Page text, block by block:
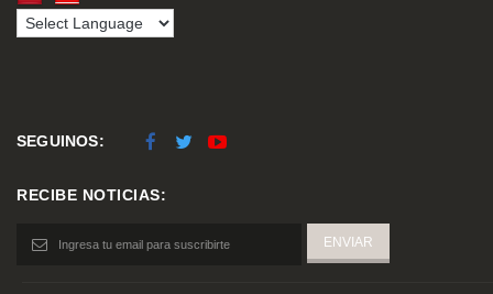
SEGUINOS:
RECIBE NOTICIAS: